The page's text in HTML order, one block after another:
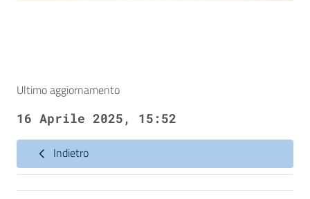
Indietro
Ultimo aggiornamento
16 Aprile 2025, 15:52